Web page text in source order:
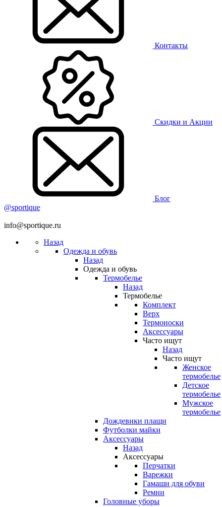
Контакты
Скидки и Акции
Блог
@sportique
info@sportique.ru
Назад
Одежда и обувь
Назад
Одежда и обувь
Термобелье
Назад
Термобелье
Комплект
Верх
Термоноски
Аксессуары
Часто ищут
Назад
Часто ищут
Женское
термобелье
Детское
термобелье
Мужское
термобелье
Дождевики плащи
Футболки майки
Аксессуары
Назад
Аксессуары
Перчатки
Варежки
Гамаши для обуви
Ремни
Головные уборы